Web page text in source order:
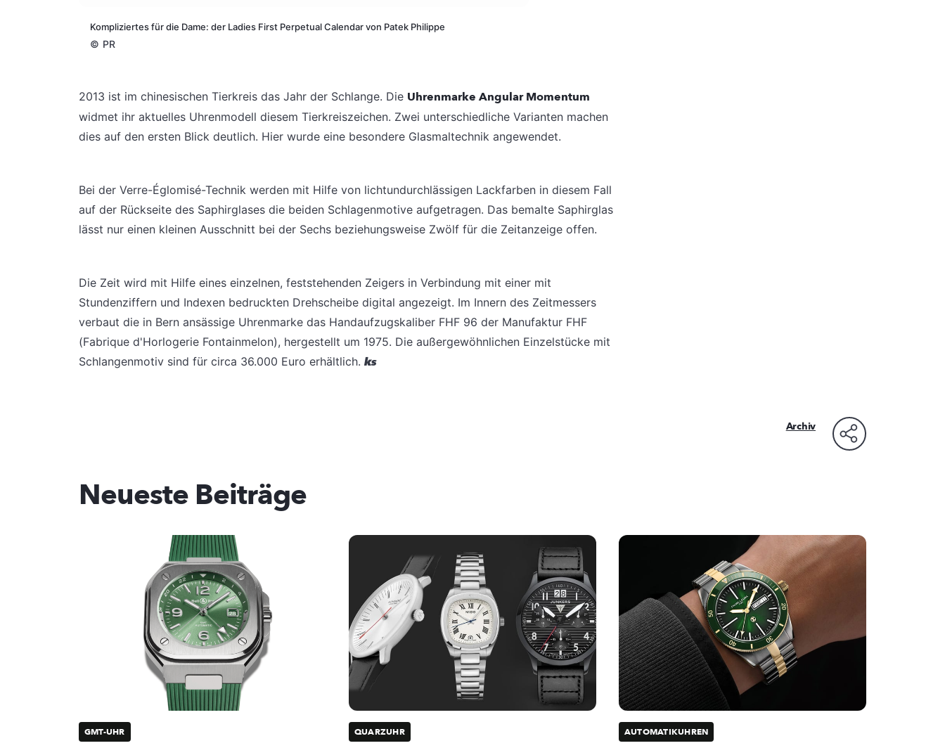
Kompliziertes für die Dame: der Ladies First Perpetual Calendar von Patek Philippe
© PR
2013 ist im chinesischen Tierkreis das Jahr der Schlange. Die Uhrenmarke Angular Momentum
widmet ihr aktuelles Uhrenmodell diesem Tierkreiszeichen. Zwei unterschiedliche Varianten machen
dies auf den ersten Blick deutlich. Hier wurde eine besondere Glasmaltechnik angewendet.
Bei der Verre-Églomisé-Technik werden mit Hilfe von lichtundurchlässigen Lackfarben in diesem Fall
auf der Rückseite des Saphirglases die beiden Schlagenmotive aufgetragen. Das bemalte Saphirglas
lässt nur einen kleinen Ausschnitt bei der Sechs beziehungsweise Zwölf für die Zeitanzeige offen.
Die Zeit wird mit Hilfe eines einzelnen, feststehenden Zeigers in Verbindung mit einer mit
Stundenziffern und Indexen bedruckten Drehscheibe digital angezeigt. Im Innern des Zeitmessers
verbaut die in Bern ansässige Uhrenmarke das Handaufzugskaliber FHF 96 der Manufaktur FHF
(Fabrique d'Horlogerie Fontainmelon), hergestellt um 1975. Die außergewöhnlichen Einzelstücke mit
Schlangenmotiv sind für circa 36.000 Euro erhältlich. ks
Archiv
Neueste Beiträge
GMT-UHR QUARZUHR AUTOMATIKUHREN